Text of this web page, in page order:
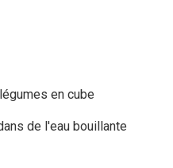
en cube
de l'eau bouillante